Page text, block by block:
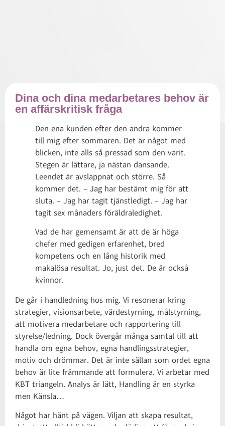
Dina och dina medarbetares behov är
en affärskritisk fråga
Den ena kunden efter den andra kommer
till mig efter sommaren. Det är något med
blicken, inte alls så pressad som den varit.
Stegen är lättare, ja nästan dansande.
Leendet är avslappnat och större. Så
kommer det. – Jag har bestämt mig för att
sluta. – Jag har tagit tjänstledigt. – Jag har
tagit sex månaders föräldraledighet.
Vad de har gemensamt är att de är höga
chefer med gedigen erfarenhet, bred
kompetens och en lång historik med
makalösa resultat. Jo, just det. De är också
kvinnor.
De går i handledning hos mig. Vi resonerar kring
strategier, visionsarbete, värdestyrning, målstyrning,
att motivera medarbetare och rapportering till
styrelse/ledning. Dock övergår många samtal till att
handla om egna behov, egna handlingsstrategier,
motiv och drömmar. Det är inte sällan som ordet egna
behov är lite främmande att formulera. Vi arbetar med
KBT triangeln. Analys är lätt, Handling är en styrka
men Känsla…
Något har hänt på vägen. Viljan att skapa resultat,